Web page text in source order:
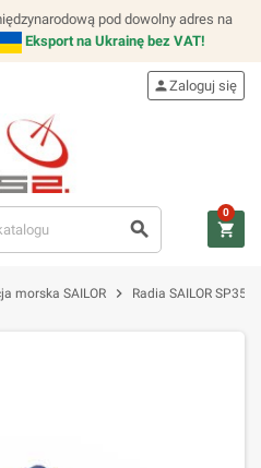
pod dowolny adres na
Eksport na Ukrainę bez VAT!
search
personZaloguj się
shopping_cart
0
morska SAILOR chevron_right Radia SAILOR